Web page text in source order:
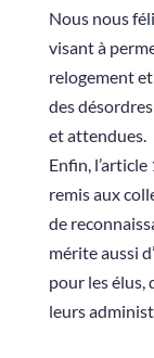
Nous nous
visant à
relogement et
des
et attendues.
Enfin,
remis aux
de
mérite aussi
pour les élus,
leurs